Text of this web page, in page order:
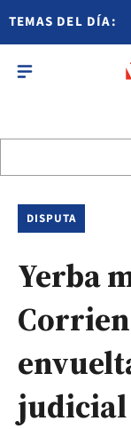
TEMAS DEL DÍA:
DISPUTA
Yerba
judicial